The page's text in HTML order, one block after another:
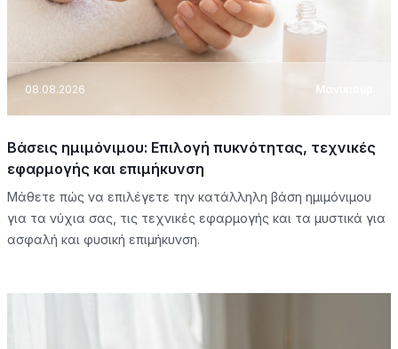
08.08.2026 Μανικιούρ
Βάσεις ημιμόνιμου: Επιλογή πυκνότητας, τεχνικές
εφαρμογής και επιμήκυνση
Μάθετε πώς να επιλέγετε την κατάλληλη βάση ημιμόνιμου
για τα νύχια σας, τις τεχνικές εφαρμογής και τα μυστικά για
ασφαλή και φυσική επιμήκυνση.